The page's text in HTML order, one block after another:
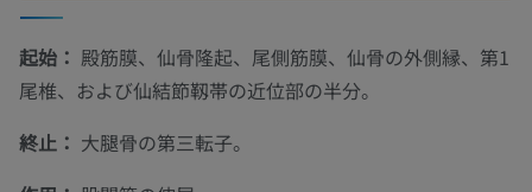
起始： 殿筋膜、仙骨隆起、尾側筋膜、仙骨の外側縁、第1
尾椎、および仙結節靱帯の近位部の半分。
終止： 大腿骨の第三転子。